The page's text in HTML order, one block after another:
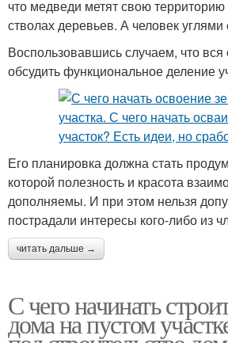
что медведи метят свою
стволах деревьев. А человек углями
Воспользовавшись случаем, что
обсудить функциональное деление
Его планировка должна стать
которой полезность и красота
дополняемы. И при этом нельзя
пострадали интересы кого-либо из
читать дальше →
С чего начинать
дома на пустом